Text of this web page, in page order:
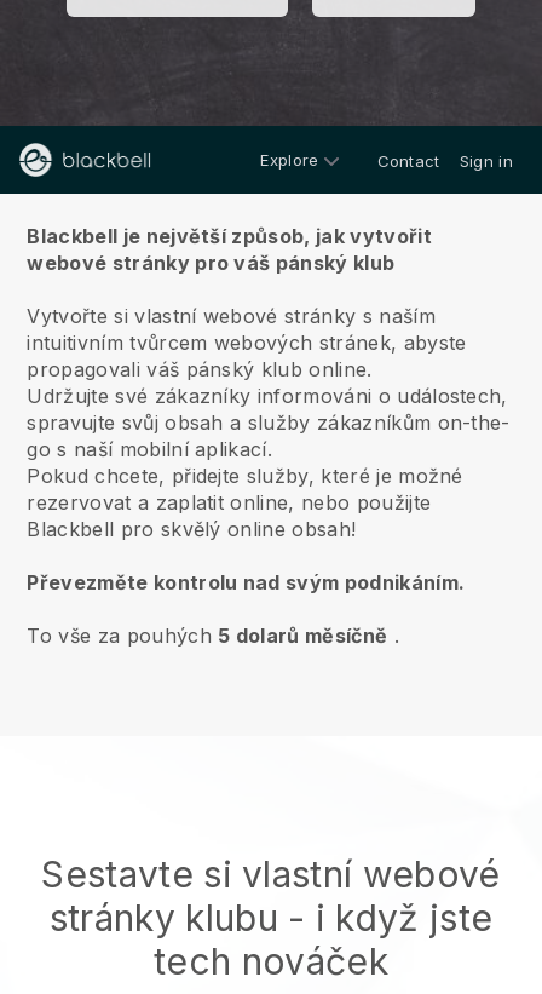
Explore Contact Sign in
Blackbell je největší způsob, jak vytvořit
webové stránky pro váš pánský klub
Vytvořte si vlastní webové stránky s naším
intuitivním tvůrcem webových stránek, abyste
propagovali váš pánský klub online.
Udržujte své zákazníky informováni o událostech,
spravujte svůj obsah a služby zákazníkům on-the-
go s naší mobilní aplikací.
Pokud chcete, přidejte služby, které je možné
rezervovat a zaplatit online, nebo použijte
Blackbell pro skvělý online obsah!
Převezměte kontrolu nad svým podnikáním.
To vše za pouhých 5 dolarů měsíčně .
Sestavte si vlastní webové
stránky klubu - i když jste
tech nováček